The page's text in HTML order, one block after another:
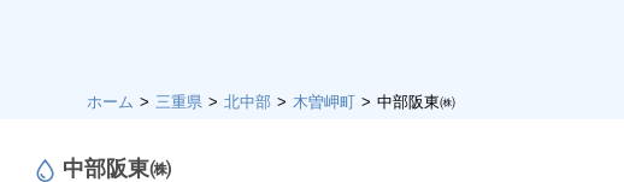
ホーム 三重県 北中部 木曽岬町 中部阪東㈱
中部阪東㈱